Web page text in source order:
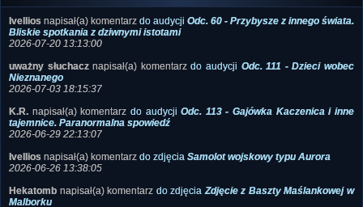
Ivellios napisał(a) komentarzdo audycji
Odc. 60 - Przybysze z innego świata.
Bliskie spotkania z dziwnymi istotami
uważny słuchacz
napisał(a) komentarz do audycji
Nieznanego
K.R.napisał(a) komentarzdo audycji
Odc. 113 - Gajówka Kaczenica i inne
tajemnice. Paranormalna spowiedź
Ivelliosnapisał(a) komentarz do zdjęcia
Samolot wojskowy typu Aurora
Hekatomb
napisał(a) komentarz do zdjęcia
Zdjęcie z Baszty Maślankowej w